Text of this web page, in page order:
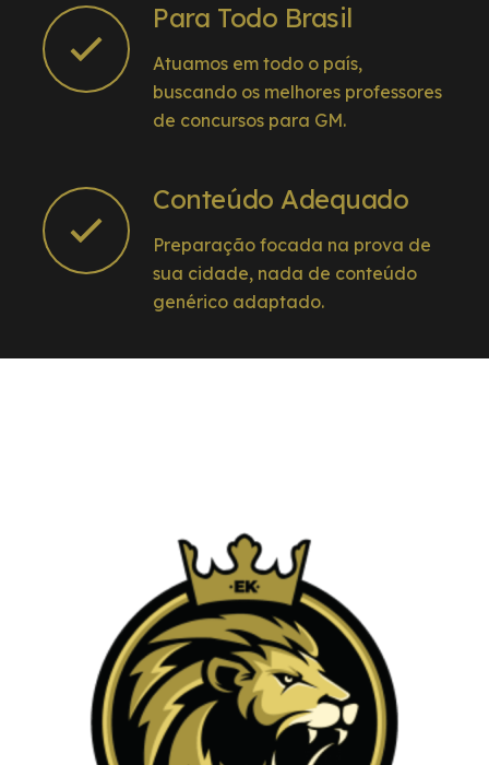
Para Todo Brasil
Atuamos em todo o país,
buscando os melhores professores
de concursos para GM.
Conteúdo Adequado
Preparação focada na prova de
sua cidade, nada de conteúdo
genérico adaptado.